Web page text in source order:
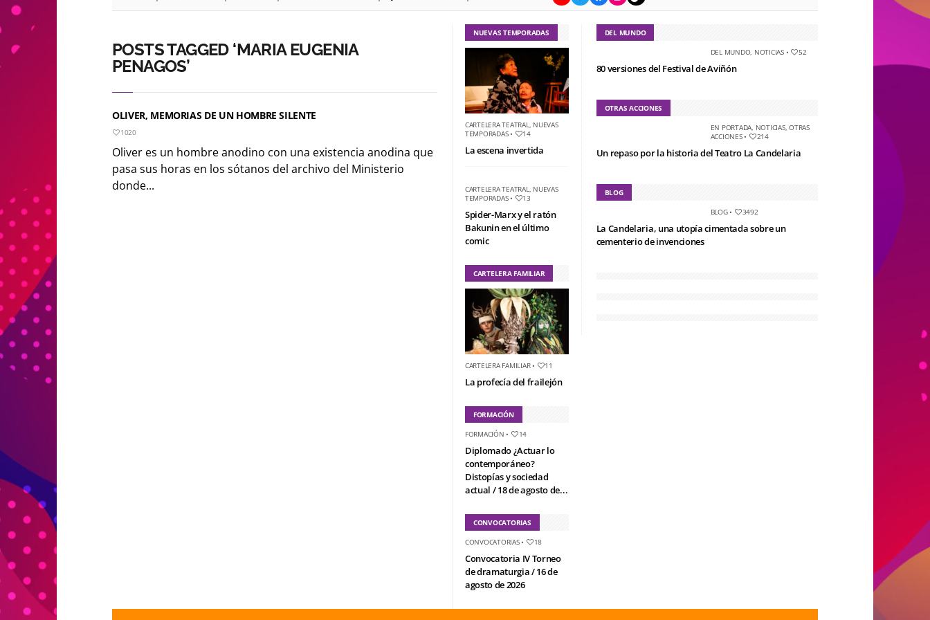
POSTS TAGGED ‘MARIA EUGENIA
PENAGOS’
OLIVER, MEMORIAS DE UN HOMBRE SILENTE
1020
Oliver es un hombre anodino con una existencia anodina que
pasa sus horas en los sótanos del archivo del Ministerio
donde...
NUEVAS TEMPORADAS
CARTELERA TEATRAL, NUEVAS
TEMPORADAS• 14
La escena invertida
CARTELERA TEATRAL, NUEVAS
TEMPORADAS• 13
Spider-Marx y el ratón
Bakunin en el último
comic
CARTELERA FAMILIAR
CARTELERA FAMILIAR• 11
La profecía del frailejón
FORMACIÓN
FORMACIÓN • 14
Diplomado ¿Actuar lo
contemporáneo?
Distopías y sociedad
actual / 18 de agosto de...
CONVOCATORIAS
CONVOCATORIAS• 18
Convocatoria IV Torneo
de dramaturgia / 16 de
agosto de 2026
DEL MUNDO
DEL MUNDO, NOTICIAS• 52
80 versiones del Festival de Aviñón
OTRAS ACCIONES
EN PORTADA, NOTICIAS,OTRAS
ACCIONES• 214
Un repaso por la historia del Teatro La Candelaria
BLOG
BLOG• 3492
La Candelaria, una utopía cimentada sobre un
cementerio de invenciones